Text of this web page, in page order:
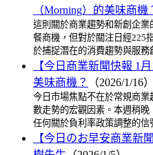
（Morning）的美味商機
這則關於商業趨勢和新創企
餐商機，但對於關注日經225
於捕捉潛在的消費趨勢與服
【今日商業新聞快報 1
美味商機？
（2026/1/16）
今日市場焦點不在於常規商
數走勢的宏觀因素。本週稍晚
任何關於負利率政策調整的信
【今日のお早安商業新